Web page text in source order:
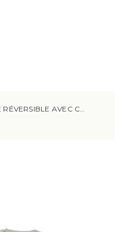
CANAPÉ D'ANGLE CONVERTIBLE RÉVERSIBLE AVEC COFFRE - 5 PLACES - KASIMIR - TISSU GRIS - 258 X 79/98 X 219 CM